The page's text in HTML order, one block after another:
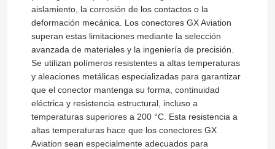
aislamiento, la corrosión de los contactos o la
deformación mecánica. Los conectores GX Aviation
superan estas limitaciones mediante la selección
avanzada de materiales y la ingeniería de precisión.
Se utilizan polímeros resistentes a altas temperaturas
y aleaciones metálicas especializadas para garantizar
que el conector mantenga su forma, continuidad
eléctrica y resistencia estructural, incluso a
temperaturas superiores a 200 °C. Esta resistencia a
altas temperaturas hace que los conectores GX
Aviation sean especialmente adecuados para